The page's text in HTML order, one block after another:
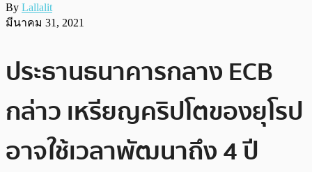
By Lallalit
มีนาคม 31, 2021
ประธานธนาคารกลาง ECB
กล่าว เหรียญคริปโตของยุโรป
อาจใช้เวลาพัฒนาถึง 4 ปี